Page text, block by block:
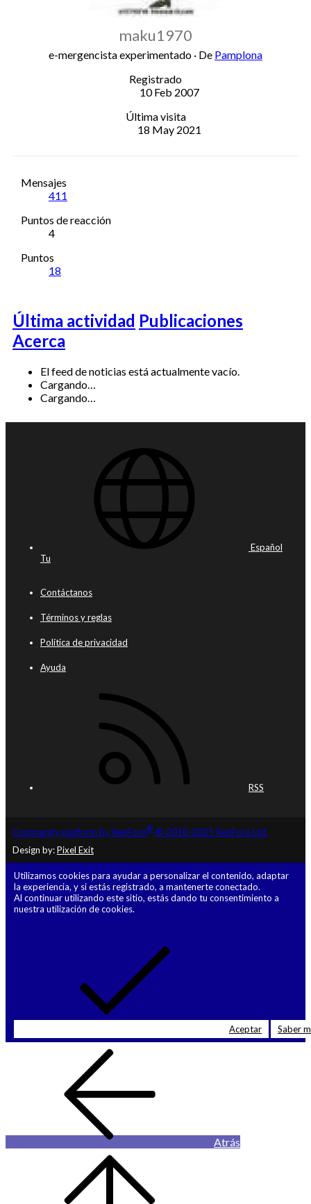
maku1970
e-mergencista experimentado · De Pamplona
Registrado
10 Feb 2007
Última visita
18 May 2021
Mensajes
411
Puntos de reacción
4
Puntos
18
Última actividad Publicaciones
Acerca
El feed de noticias está actualmente vacío.
Cargando…
Cargando…
Español
Tu
Contáctanos
Términos y reglas
Política de privacidad
Ayuda
RSS
Community platform by XenForo® © 2010-2025 XenForo Ltd.
Design by:Pixel Exit
Utilizamos cookies para ayudar a personalizar el contenido, adaptar
la experiencia, y si estás registrado, a mantenerte conectado.
Al continuar utilizando este sitio, estás dando tu consentimiento a
nuestra utilización de cookies.
Aceptar Saber
Atrás